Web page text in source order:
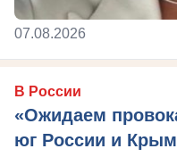
07.08.2026
В России
«Ожидаем
юг России и